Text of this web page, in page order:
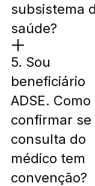
subsistema
saúde?
5. Sou
beneficiário
ADSE. Como
confirmar se
consulta do
médico tem
convenção?